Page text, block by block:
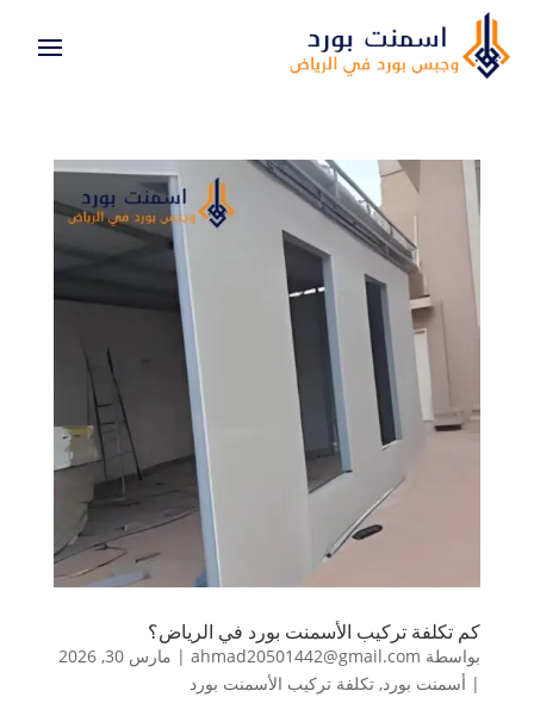
كم تكلفة تركيب الأسمنت بورد في الرياض؟
بواسطة ahmad20501442@gmail.com
| مارس 30, 2026
| أسمنت بورد, تكلفة تركيب الأسمنت بورد